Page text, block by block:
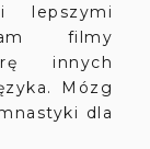
lepszymi
filmy
innych
Mózg
dla